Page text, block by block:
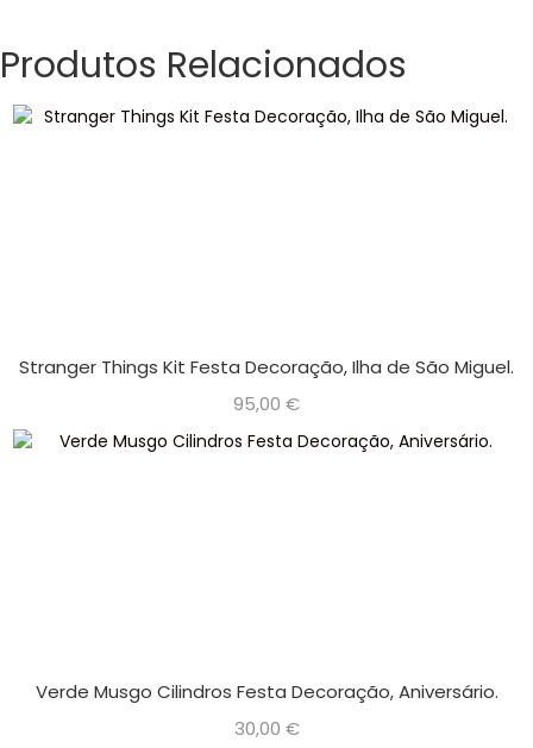
Produtos Relacionados
Stranger Things Kit Festa Decoração, Ilha de São Miguel.
95,00 €
Verde Musgo Cilindros Festa Decoração, Aniversário.
30,00 €